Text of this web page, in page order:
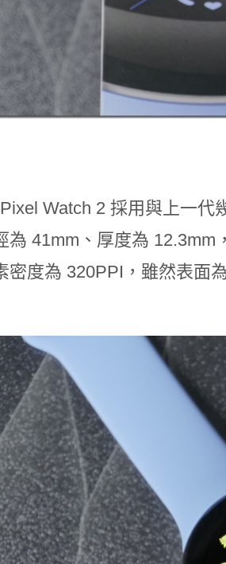
Watch 2 採用與上一代
為 41mm、厚度為
密度為 320PPI，雖然表面